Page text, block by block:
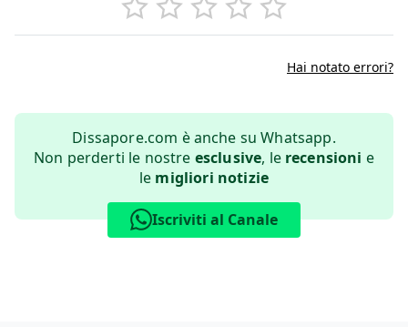
Hai notato errori?
Dissapore.com è anche su Whatsapp.
Non perderti le nostre esclusive, le recensioni e
le migliori notizie
Iscriviti al Canale